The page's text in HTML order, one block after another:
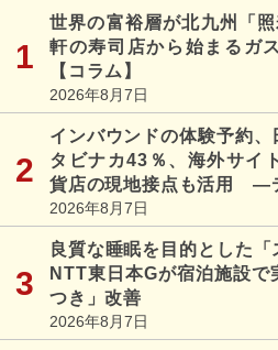
世界の富裕層が北九州「
軒の寿司店から始まるガ
【コラム】
2026年8月7日
インバウンドの体験予約
タビナカ43％、海外サイ
貨店の現地接点も活用 ―
2026年8月7日
良質な睡眠を目的とした
NTT東日本Gが宿泊施設
つき」改善
2026年8月7日